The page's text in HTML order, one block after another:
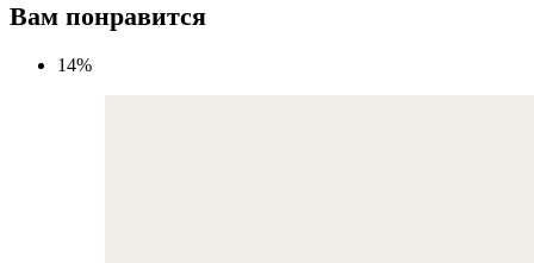
Вам понравится
14%